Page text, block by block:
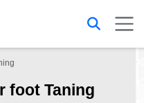
foot Taning